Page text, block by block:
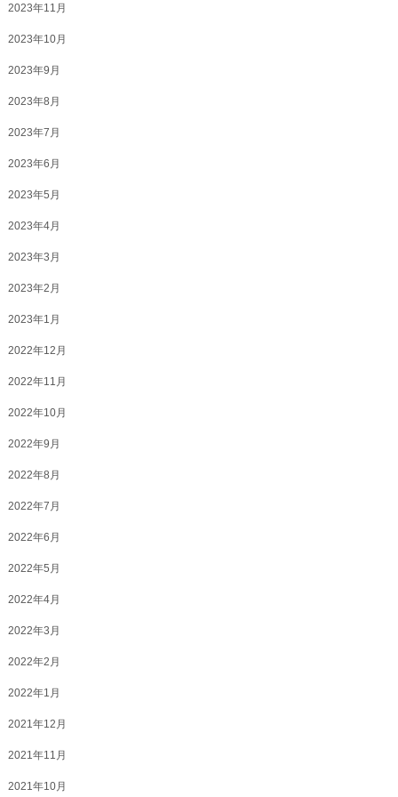
2023年11月
2023年10月
2023年9月
2023年8月
2023年7月
2023年6月
2023年5月
2023年4月
2023年3月
2023年2月
2023年1月
2022年12月
2022年11月
2022年10月
2022年9月
2022年8月
2022年7月
2022年6月
2022年5月
2022年4月
2022年3月
2022年2月
2022年1月
2021年12月
2021年11月
2021年10月